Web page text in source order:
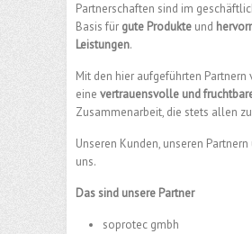
Partnerschaften sind im
Basis für gute Produkte und
Leistungen.
Mit den hier aufgeführten Partnern
eine vertrauensvolle und
Zusammenarbeit, die stets allen
Unseren Kunden, unseren
uns.
Das sind unsere Partner
soprotec gmbh